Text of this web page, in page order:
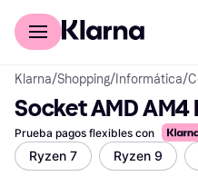
Comprar con Klarna
Klarna/Shopping/ Informática/
Socket AMD
Prueba pagos flexibles con
Ryzen 7 Ryzen 9